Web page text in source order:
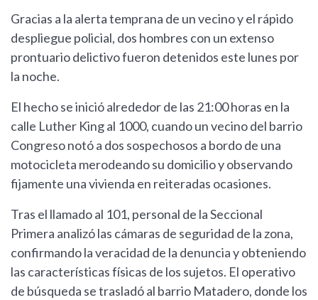
Gracias a la alerta temprana de un vecino y el rápido
despliegue policial, dos hombres con un extenso
prontuario delictivo fueron detenidos este lunes por
la noche.
El hecho se inició alrededor de las 21:00 horas en la
calle Luther King al 1000, cuando un vecino del barrio
Congreso notó a dos sospechosos a bordo de una
motocicleta merodeando su domicilio y observando
fijamente una vivienda en reiteradas ocasiones.
Tras el llamado al 101, personal de la Seccional
Primera analizó las cámaras de seguridad de la zona,
confirmando la veracidad de la denuncia y obteniendo
las características físicas de los sujetos. El operativo
de búsqueda se trasladó al barrio Matadero, donde los